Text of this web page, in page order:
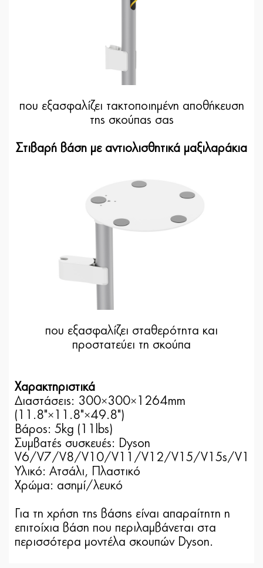
που εξασφαλίζει τακτοποιημένη αποθήκευση
της σκούπας σας
Στιβαρή βάση με αντιολισθητικά μαξιλαράκια
που εξασφαλίζει σταθερότητα και
προστατεύει τη σκούπα
Χαρακτηριστικά
Διαστάσεις: 300×300×1264mm
(11.8"×11.8"×49.8")
Βάρος: 5kg (11lbs)
Συμβατές συσκευές: Dyson
V6/V7/V8/V10/V11/V12/V15/V15s/V16/
Υλικό: Ατσάλι, Πλαστικό
Χρώμα: ασημί/λευκό
Για τη χρήση της βάσης είναι απαραίτητη η
επιτοίχια βάση που περιλαμβάνεται στα
περισσότερα μοντέλα σκουπών Dyson.